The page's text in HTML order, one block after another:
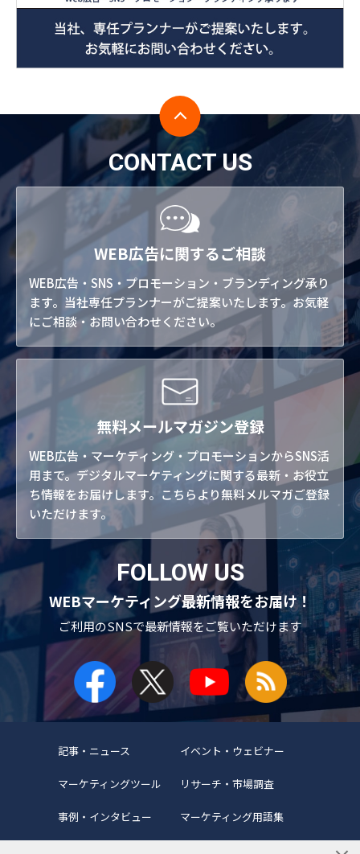
CONTACT US
WEB広告に関するご相談
WEB広告・SNS・プロモーション・ブランディング承り
ます。当社専任プランナーがご提案いたします。お気軽
にご相談・お問い合わせください。
無料メールマガジン登録
WEB広告・マーケティング・プロモーションからSNS活
用まで。デジタルマーケティングに関する最新・お役立
ち情報をお届けします。こちらより無料メルマガご登録
いただけます。
FOLLOW US
WEBマーケティング最新情報をお届け！
ご利用のSNSで最新情報をご覧いただけます
記事・ニュース イベント・ウェビナー
マーケティングツール リサーチ・市場調査
事例・インタビュー マーケティング用語集